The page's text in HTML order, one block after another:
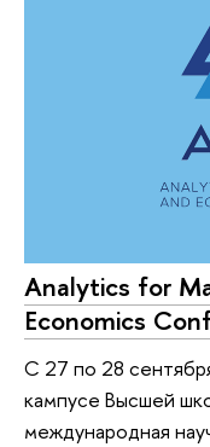
Analytics for
Economics
C 27 по 28
кампусе Высшей
международная